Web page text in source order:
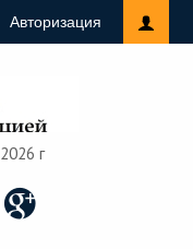
Авторизация
г